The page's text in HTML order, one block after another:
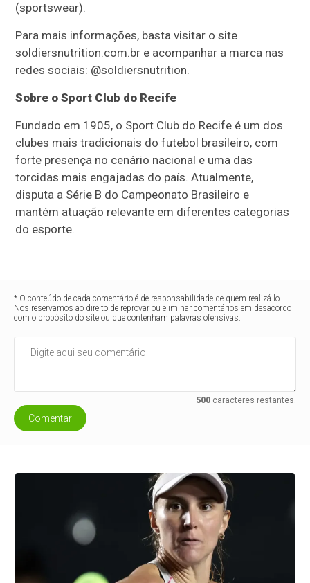
(sportswear).
Para mais informações, basta visitar o site
soldiersnutrition.com.br e acompanhar a marca nas
redes sociais: @soldiersnutrition.
Sobre o Sport Club do Recife
Fundado em 1905, o Sport Club do Recife é um dos
clubes mais tradicionais do futebol brasileiro, com
forte presença no cenário nacional e uma das
torcidas mais engajadas do país. Atualmente,
disputa a Série B do Campeonato Brasileiro e
mantém atuação relevante em diferentes categorias
do esporte.
* O conteúdo de cada comentário é de responsabilidade de quem realizá-lo.
Nos reservamos ao direito de reprovar ou eliminar comentários em desacordo
com o propósito do site ou que contenham palavras ofensivas.
500caracteres restantes.
Comentar